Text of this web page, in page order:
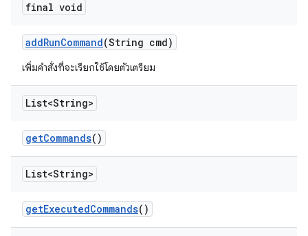
final void
addRunCommand(String cmd)
เพิ่มคำสั่งที่จะเรียกใช้โดยตัวเตรียม
List<String>
getCommands()
List<String>
getExecutedCommands()